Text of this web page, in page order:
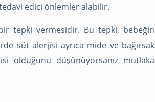
edici önlemler alabilir.
tepki vermesidir. Bu tepki, bebeğin
süt alerjisi ayrıca mide ve bağırsak
olduğunu düşünüyorsanız mutlaka